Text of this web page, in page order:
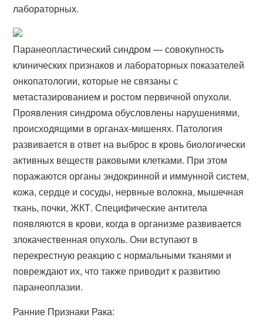
лабораторных.
Паранеопластический синдром — совокупность
клинических признаков и лабораторных показателей
онкопатологии, которые не связаны с
метастазированием и ростом первичной опухоли.
Проявления синдрома обусловлены нарушениями,
происходящими в органах-мишенях. Патология
развивается в ответ на выброс в кровь биологически
активных веществ раковыми клетками. При этом
поражаются органы эндокринной и иммунной систем,
кожа, сердце и сосуды, нервные волокна, мышечная
ткань, почки, ЖКТ. Специфические антитела
появляются в крови, когда в организме развивается
злокачественная опухоль. Они вступают в
перекрестную реакцию с нормальными тканями и
повреждают их, что также приводит к развитию
паранеоплазии.
Ранние Признаки Рака: